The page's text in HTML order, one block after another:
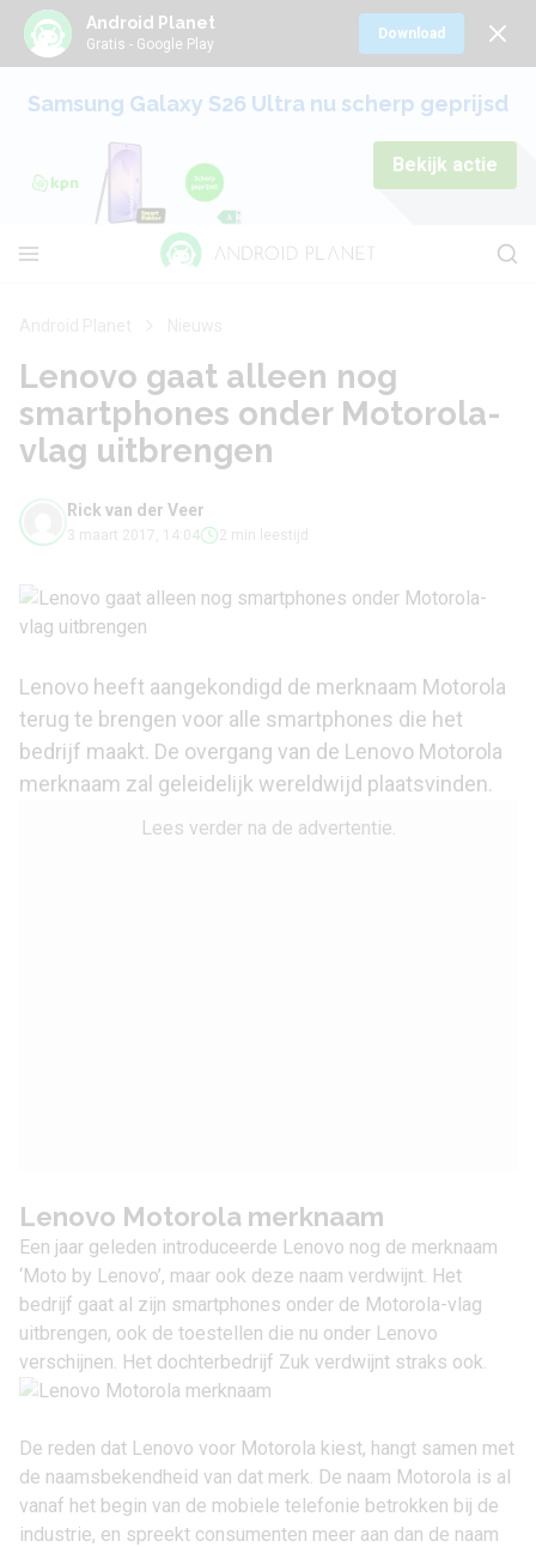
Android Planet
Gratis - Google Play
Download
Samsung Galaxy S26 Ultra nu scherp geprijsd
Bekijk actie
Lenovo gaat alleen nog
smartphones onder Motorola-
vlag uitbrengen
Rick van der Veer
3 maart 2017, 14:04 2 min leestijd
Lenovo heeft aangekondigd de merknaam Motorola
terug te brengen voor alle smartphones die het
bedrijf maakt. De overgang van de Lenovo Motorola
merknaam zal geleidelijk wereldwijd plaatsvinden.
Lees verder na de advertentie.
Lenovo Motorola merknaam
Een jaar geleden introduceerde Lenovo nog de merknaam
‘Moto by Lenovo’, maar ook deze naam verdwijnt. Het
bedrijf gaat al zijn smartphones onder de Motorola-vlag
uitbrengen, ook de toestellen die nu onder Lenovo
verschijnen. Het dochterbedrijf Zuk verdwijnt straks ook.
De reden dat Lenovo voor Motorola kiest, hangt samen met
de naamsbekendheid van dat merk. De naam Motorola is al
vanaf het begin van de mobiele telefonie betrokken bij de
industrie, en spreekt consumenten meer aan dan de naam